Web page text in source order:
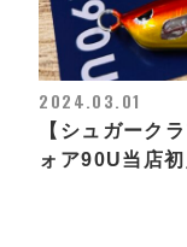
2024.03.01
【シュガーク
ォア90U当店初